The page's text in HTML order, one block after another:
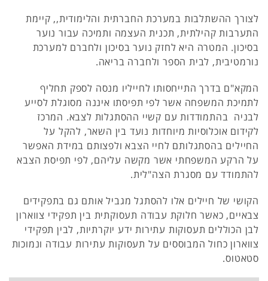
לצורך ההשתלבות במערכת החברתית והלימודית,, קיימת
התערבות קהילתית, תכנית העצמה ותמיכה עבור נוער
בסיכון. המטרה היא לחזק נוער בסיכון ולחברם למערכת
נורמטיבית, לבית הספר ולחברה בריאה.
המקא"ם בדרך התייחסותו לחייליו מנסה לספק תחליף
לתמיכת המשפחה אשר לפי תפיסתו איננה מסוגלת לסייע
לבניה בהתמודדות עם קשיי ההסתגלות לצבא. המרכז
לקידום אוכלוסיות מיוחדות נועד בין השאר, להקל על
החיילים בהסתגלותם לחיי הצבא ולפצותם במידת האפשר
על הרקע המשפחתי אשר מקשה עליהם, לפי תפיסת הצבא
להתמודד עם מסגרת הצה"לית.
הקושי של חיילים אלו להסתגל מגביל אותם גם בתפקידים
צבאיים, כאשר חלוקת עבודה תעסוקתית בין תפקידי צווארון
לבן הכוללים תעסוקות עתירות ידע יוקרתיות, לבין תפקידי
צווארון כחול המבוססים על תעסוקות עתירות עבודה ונמוכות
סטאטוס.